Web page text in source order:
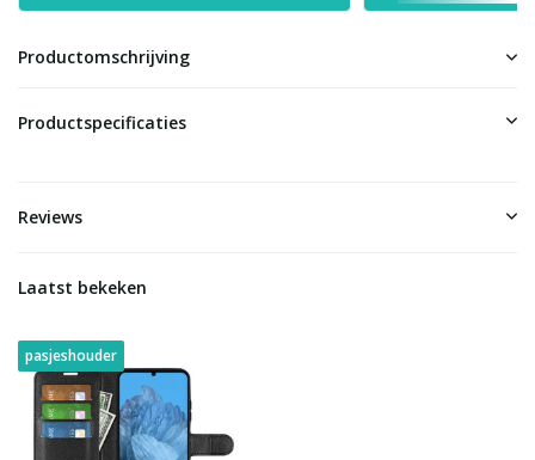
Productomschrijving
Productspecificaties
Reviews
Laatst bekeken
pasjeshouder